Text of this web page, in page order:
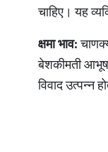
चाहिए। यह
क्षमाभाव:
बेशकीमती
विवाद उत्पन्न